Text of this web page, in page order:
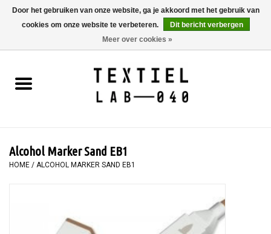
0 Artikelen - €0,00
BOEKEN
SCHILDEREN
WORKSHOPS
Alcohol Marker Sand EB1
HOME / ALCOHOL MARKER SAND EB1
Door het gebruiken van onze website, ga je akkoord met het gebruik van
cookies om onze website te verbeteren.
Dit bericht verbergen
Meer over cookies »